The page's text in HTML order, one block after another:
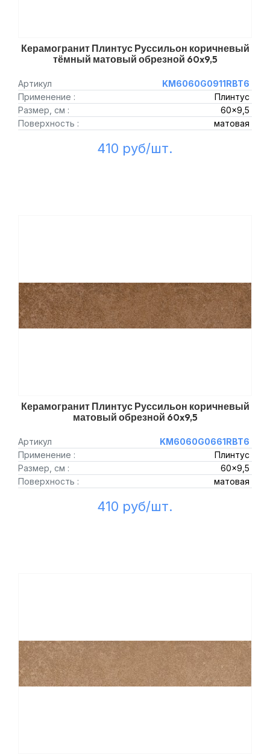
Керамогранит Плинтус Руссильон коричневый
тёмный матовый обрезной 60x9,5
Артикул
KM6060G0911RBT6
Применение :
Плинтус
Размер, см :
60x9,5
Поверхность :
матовая
410 руб/шт.
Керамогранит Плинтус Руссильон коричневый
матовый обрезной 60x9,5
Артикул
KM6060G0661RBT6
Применение :
Плинтус
Размер, см :
60x9,5
Поверхность :
матовая
410 руб/шт.